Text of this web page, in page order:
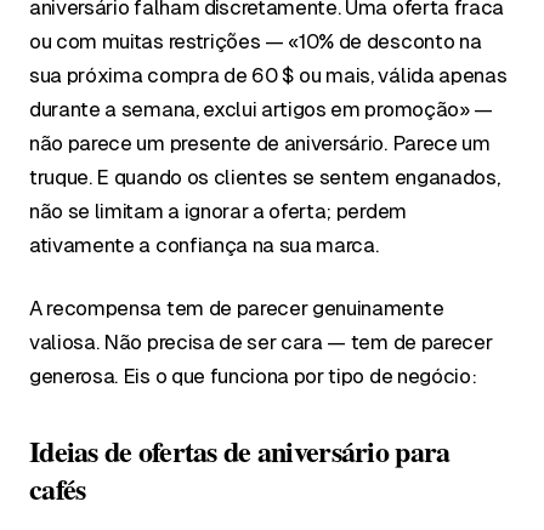
aniversário falham discretamente. Uma oferta fraca
ou com muitas restrições — «10% de desconto na
sua próxima compra de 60 $ ou mais, válida apenas
durante a semana, exclui artigos em promoção» —
não parece um presente de aniversário. Parece um
truque. E quando os clientes se sentem enganados,
não se limitam a ignorar a oferta; perdem
ativamente a confiança na sua marca.
A recompensa tem de parecer genuinamente
valiosa. Não precisa de ser cara — tem de parecer
generosa. Eis o que funciona por tipo de negócio:
Ideias de ofertas de aniversário para
cafés